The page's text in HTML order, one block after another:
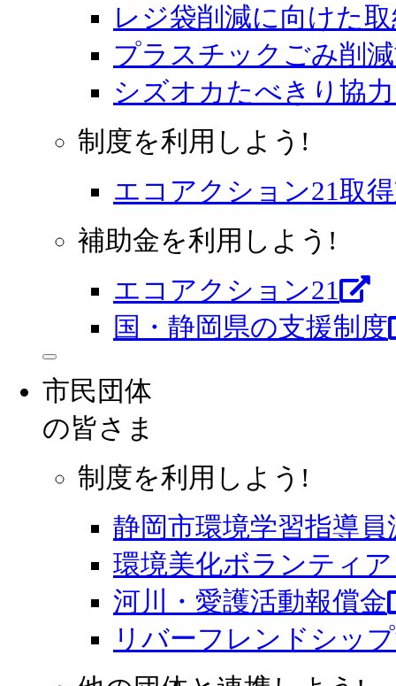
レジ袋削減に向けた
プラスチックごみ削
シズオカたべきり協
制度を利用しよう!
エコアクション21取
補助金を利用しよう!
エコアクション21
国・静岡県の支援制度
市民団体
の皆さま
制度を利用しよう!
静岡市環境学習指導員
環境美化ボランティ
河川・愛護活動報償金
リバーフレンドシッ